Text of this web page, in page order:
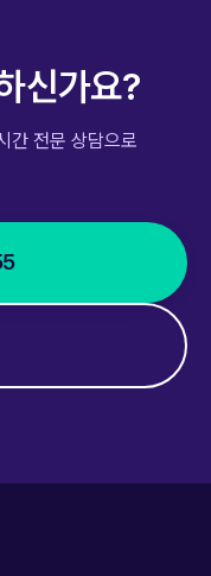
신가요?
간 전문 상담으로